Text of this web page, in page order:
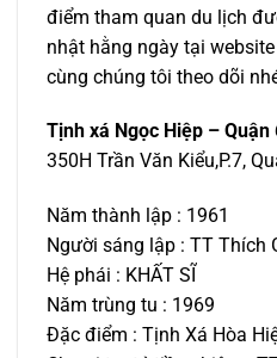
điểm tham quan du lịch
nhật hằng ngày tại
cùng chúng tôi theo dõi
Tịnh xá Ngọc Hiệp – Quận
350H Trần Văn Kiểu,P.7,
Năm thành lập : 1961
Người sáng lập : TT Thích
Hệ phái : KHẤT SĨ
Năm trùng tu : 1969
Đặc điểm : Tịnh Xá Hòa